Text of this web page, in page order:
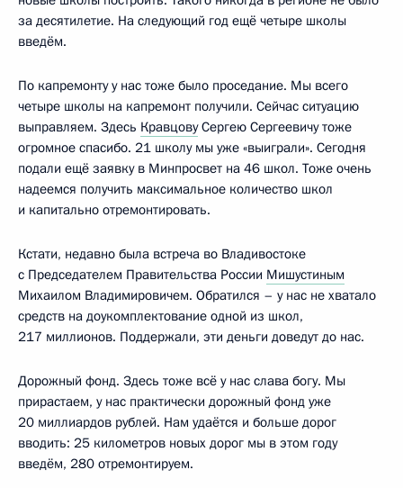
за десятилетие. На следующий год ещё четыре школы
введём.
По капремонту у нас тоже было проседание. Мы всего
четыре школы на капремонт получили. Сейчас ситуацию
выправляем. Здесь КравцовуСергею Сергеевичу тоже
огромное спасибо. 21 школу мы уже «выиграли». Сегодня
подали ещё заявку в Минпросвет на 46 школ. Тоже очень
надеемся получить максимальное количество школ
и капитально отремонтировать.
Кстати, недавно была встреча во Владивостоке
с Председателем Правительства России Мишустиным
Михаилом Владимировичем. Обратился – у нас не хватало
средств на доукомплектование одной из школ,
217 миллионов. Поддержали, эти деньги доведут до нас.
Дорожный фонд. Здесь тоже всё у нас слава богу. Мы
прирастаем, у нас практически дорожный фонд уже
20 миллиардов рублей. Нам удаётся и больше дорог
вводить: 25 километров новых дорог мы в этом году
введём, 280 отремонтируем.